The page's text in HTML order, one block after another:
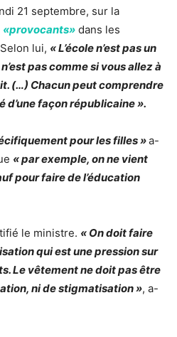
21 septembre, sur la
«provocants» dans les
lui, « L’école n’est pas un
pas comme si vous allez à
(…) Chacun peut comprendre
d’une façon républicaine ».
pour les filles »a-
« par exemple, on ne vient
pour faire de l’éducation
le ministre. « On doit faire
qui est une pression sur
Le vêtement ne doit pas être
ni de stigmatisation », a-